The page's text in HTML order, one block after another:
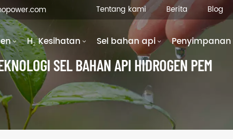
Tentang kami Berita Blog
H₂ Kesihatan Sel bahan api
SEL BAHAN API HIDROGEN PEM